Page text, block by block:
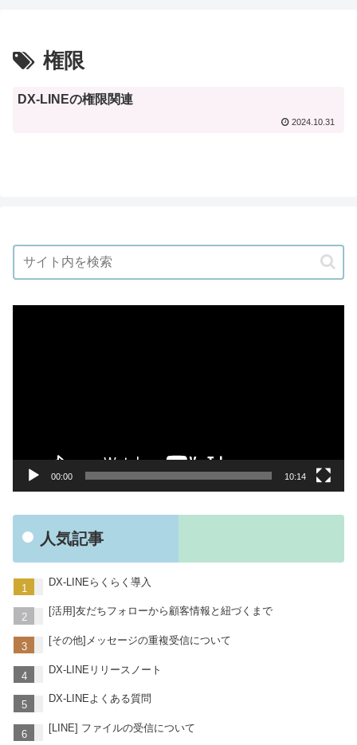
権限
DX-LINEの権限関連
2024.10.31
00:00 10:14
人気記事
DX-LINEらくらく導入
[活用]友だちフォローから顧客情報と紐づくまで
[その他]メッセージの重複受信について
DX-LINEリリースノート
DX-LINEよくある質問
[LINE] ファイルの受信について